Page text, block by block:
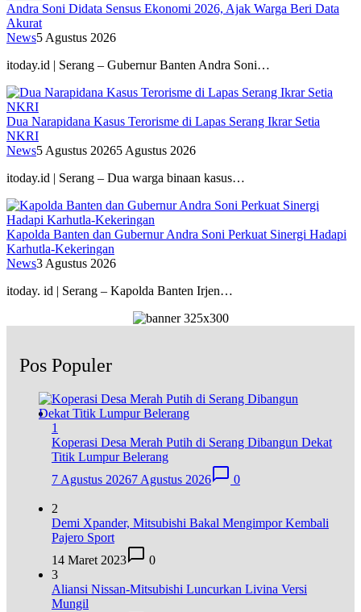
Andra Soni Didata Sensus Ekonomi 2026, Ajak Warga Beri Data
Akurat
News5 Agustus 2026
itoday.id | Serang – Gubernur Banten Andra Soni…
Dua Narapidana Kasus Terorisme di Lapas Serang Ikrar Setia
NKRI
News5 Agustus 20265 Agustus 2026
itoday.id | Serang – Dua warga binaan kasus…
Kapolda Banten dan Gubernur Andra Soni Perkuat Sinergi Hadapi
Karhutla-Kekeringan
News3 Agustus 2026
itoday. id | Serang – Kapolda Banten Irjen…
Pos Populer
1
Koperasi Desa Merah Putih di Serang Dibangun Dekat
Titik Lumpur Belerang
7 Agustus 20267 Agustus 2026 0
2
Demi Xpander, Mitsubishi Bakal Mengimpor Kembali
Pajero Sport
14 Maret 2023
0
3
Aliansi Nissan-Mitsubishi Luncurkan Livina Versi
Mungil